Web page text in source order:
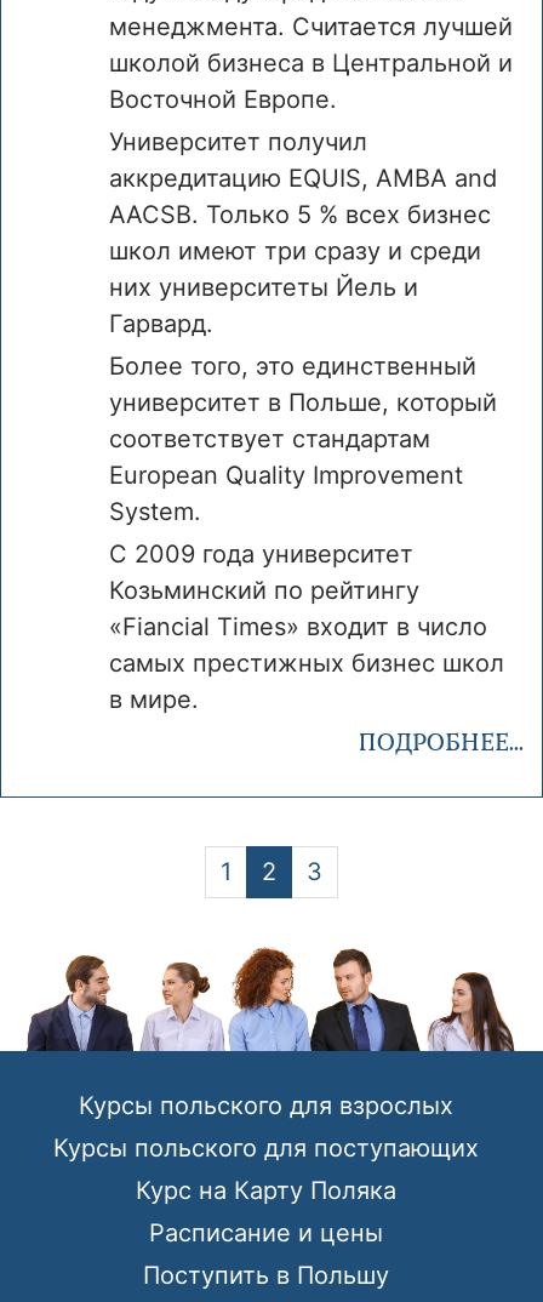
менеджмента. Считается лучшей
школой бизнеса в Центральной и
Восточной Европе.
Университет получил
аккредитацию EQUIS, AMBA and
AACSB. Только 5 % всех бизнес
школ имеют три сразу и среди
них университеты Йель и
Гарвард.
Более того, это единственный
университет в Польше, который
соответствует стандартам
European Quality Improvement
System.
С 2009 года университет
Козьминский по рейтингу
«Fiancial Times» входит в число
самых престижных бизнес школ
в мире.
ПОДРОБНЕЕ...
1 2 3
Курсы польского для взрослых
Курсы польского для поступающих
Курс на Карту Поляка
Расписание и цены
Поступить в Польшу